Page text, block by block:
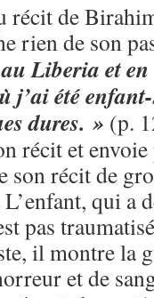
de
rien de son
Liberia et
été
dures. » (p.
récit et
récit de
qui a
pas
il montre la
et de